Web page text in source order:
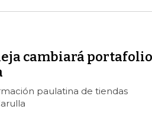
cambiará portafolio
paulatina de tiendas